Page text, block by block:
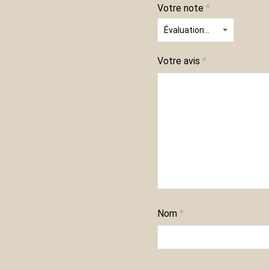
Votre note *
Votre avis *
Nom *